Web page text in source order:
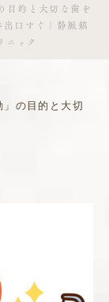
目的と大切な歯を
口すぐ｜静脈鎮
ック
の目的と大切